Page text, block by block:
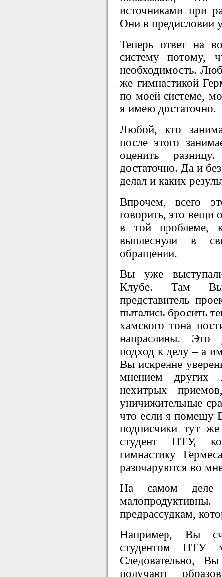
источниками при
Они в предисловии
Теперь ответ на
систему потому,
необходимость.
же гимнастикой
по моей системе,
я имею достаточно.
Любой, кто
после этого
оценить
достаточно. Да и
делал и каких
Впрочем, всего
говорить, это вещи
в той проблеме,
выплеснули в
обращении.
Вы уже
Клубе. Там Вы
представитель
пытались бросить
хамского тона
напраслины. Это
подход к делу – а
Вы искренне
мнением
нехитрых
уничижительные
что если я помещу
подписчики тут
студент ПТУ,
гимнастику
разочаруются во
На самом деле
предрассудкам,
Например, Вы
студентом ПТУ
Следовательно,
получают